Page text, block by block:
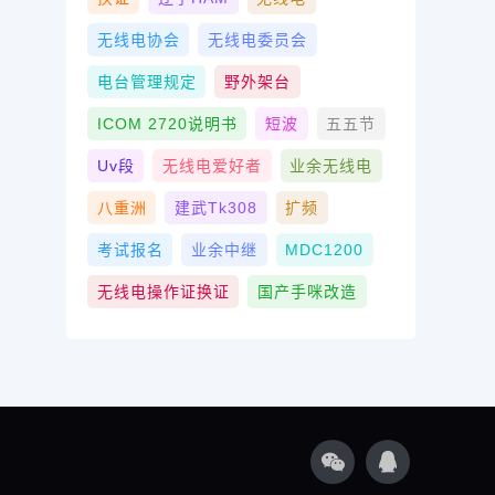
无线电协会 无线电委员会
电台管理规定 野外架台
ICOM 2720说明书 短波 五五节
Uv段 无线电爱好者 业余无线电
八重洲 建武tk308 扩频
考试报名 业余中继 MDC1200
无线电操作证换证 国产手咪改造